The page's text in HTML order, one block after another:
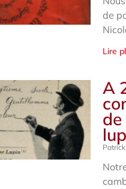
de
Lire
A